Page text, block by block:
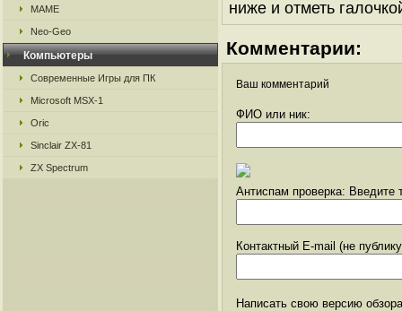
MAME
Neo-Geo
Компьютеры
Современные Игры для ПК
Microsoft MSX-1
Oric
Sinclair ZX-81
ZX Spectrum
ниже и отметь
Комментарии:
Ваш комментарий
ФИО или ник:
Антиспам проверка: Введите
Контактный E-mail (не
Написать свою версию